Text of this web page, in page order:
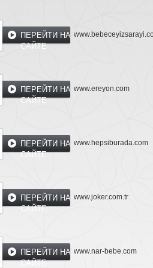
ПЕРЕЙТИ НА
САЙТЕ
ПЕРЕЙТИ НА
САЙТЕ
www.ereyon.com
ПЕРЕЙТИ НА
САЙТЕ
www.hepsiburada.com
ПЕРЕЙТИ НА
САЙТЕ
www.joker.com.tr
ПЕРЕЙТИ НА
САЙТЕ
www.nar-bebe.com